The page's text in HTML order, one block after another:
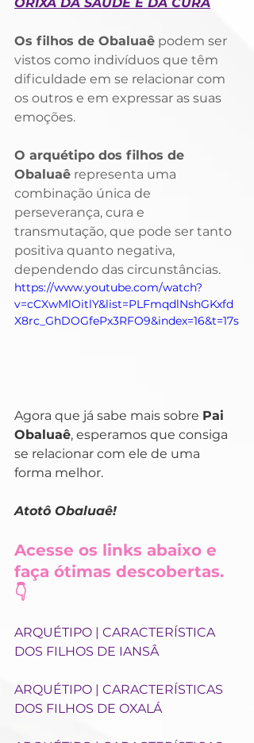
Os filhos de Obaluaê podem ser
vistos como indivíduos que têm
dificuldade em se relacionar com
os outros e em expressar as suas
emoções.
O arquétipo dos filhos de
Obaluaê representa uma
combinação única de
perseverança, cura e
transmutação, que pode ser tanto
positiva quanto negativa,
dependendo das circunstâncias.
https://www.youtube.com/watch?
v=cCXwMlOitlY&list=PLFmqdlNshGKxfd
X8rc_GhDOGfePx3RFO9&index=16&t=17s
Agora que já sabe mais sobre Pai
Obaluaê, esperamos que consiga
se relacionar com ele de uma
forma melhor.
Atotô Obaluaê!
Acesse os links abaixo e
faça ótimas descobertas.
👇
ARQUÉTIPO | CARACTERÍSTICA
DOS FILHOS DE IANSÂ
ARQUÉTIPO | CARACTERÍSTICAS
DOS FILHOS DE OXALÁ